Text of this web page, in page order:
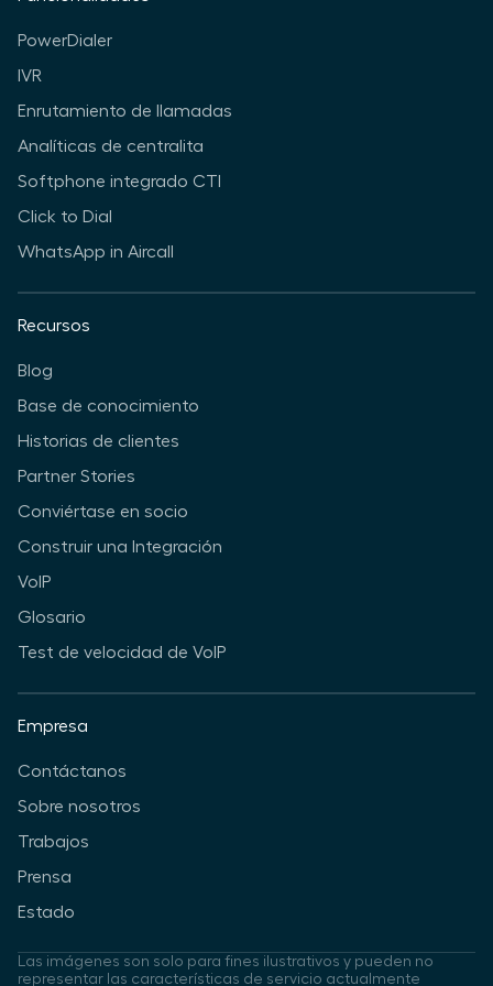
PowerDialer
IVR
Enrutamiento de llamadas
Analíticas de centralita
Softphone integrado CTI
Click to Dial
WhatsApp in Aircall
Recursos
Blog
Base de conocimiento
Historias de clientes
Partner Stories
Conviértase en socio
Construir una Integración
VoIP
Glosario
Test de velocidad de VoIP
Empresa
Contáctanos
Sobre nosotros
Trabajos
Prensa
Estado
Las imágenes son solo para fines ilustrativos y pueden no
representar las características de servicio actualmente